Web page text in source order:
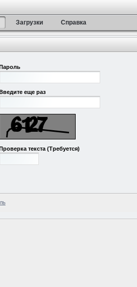
Загрузки Справка
еще раз
текста(Требуется)